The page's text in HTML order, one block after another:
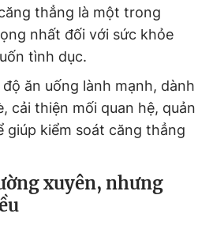
thẳng là một trong
nhất đối với sức khỏe
tình dục.
ăn uống lành mạnh, dành
cải thiện mối quan hệ, quản
kiểm soát căng thẳng
xuyên, nhưng